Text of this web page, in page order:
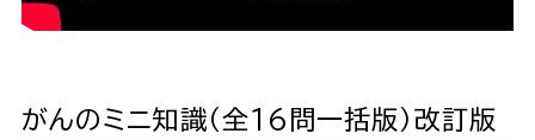
がんのミニ知識（全16問一括版）改訂版